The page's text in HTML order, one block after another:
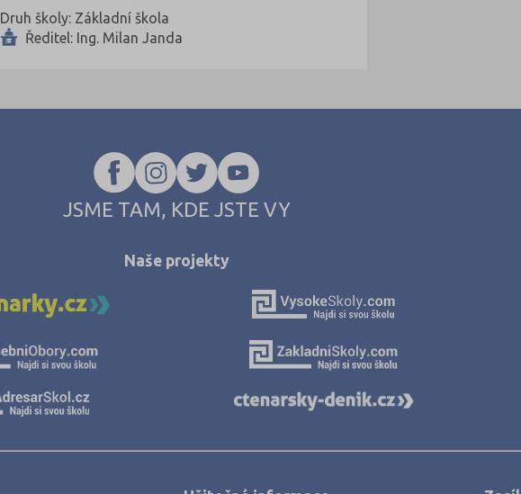
Druh školy: Základní škola
Ředitel: Ing. Milan Janda
JSME TAM, KDE JSTE VY
Naše projekty